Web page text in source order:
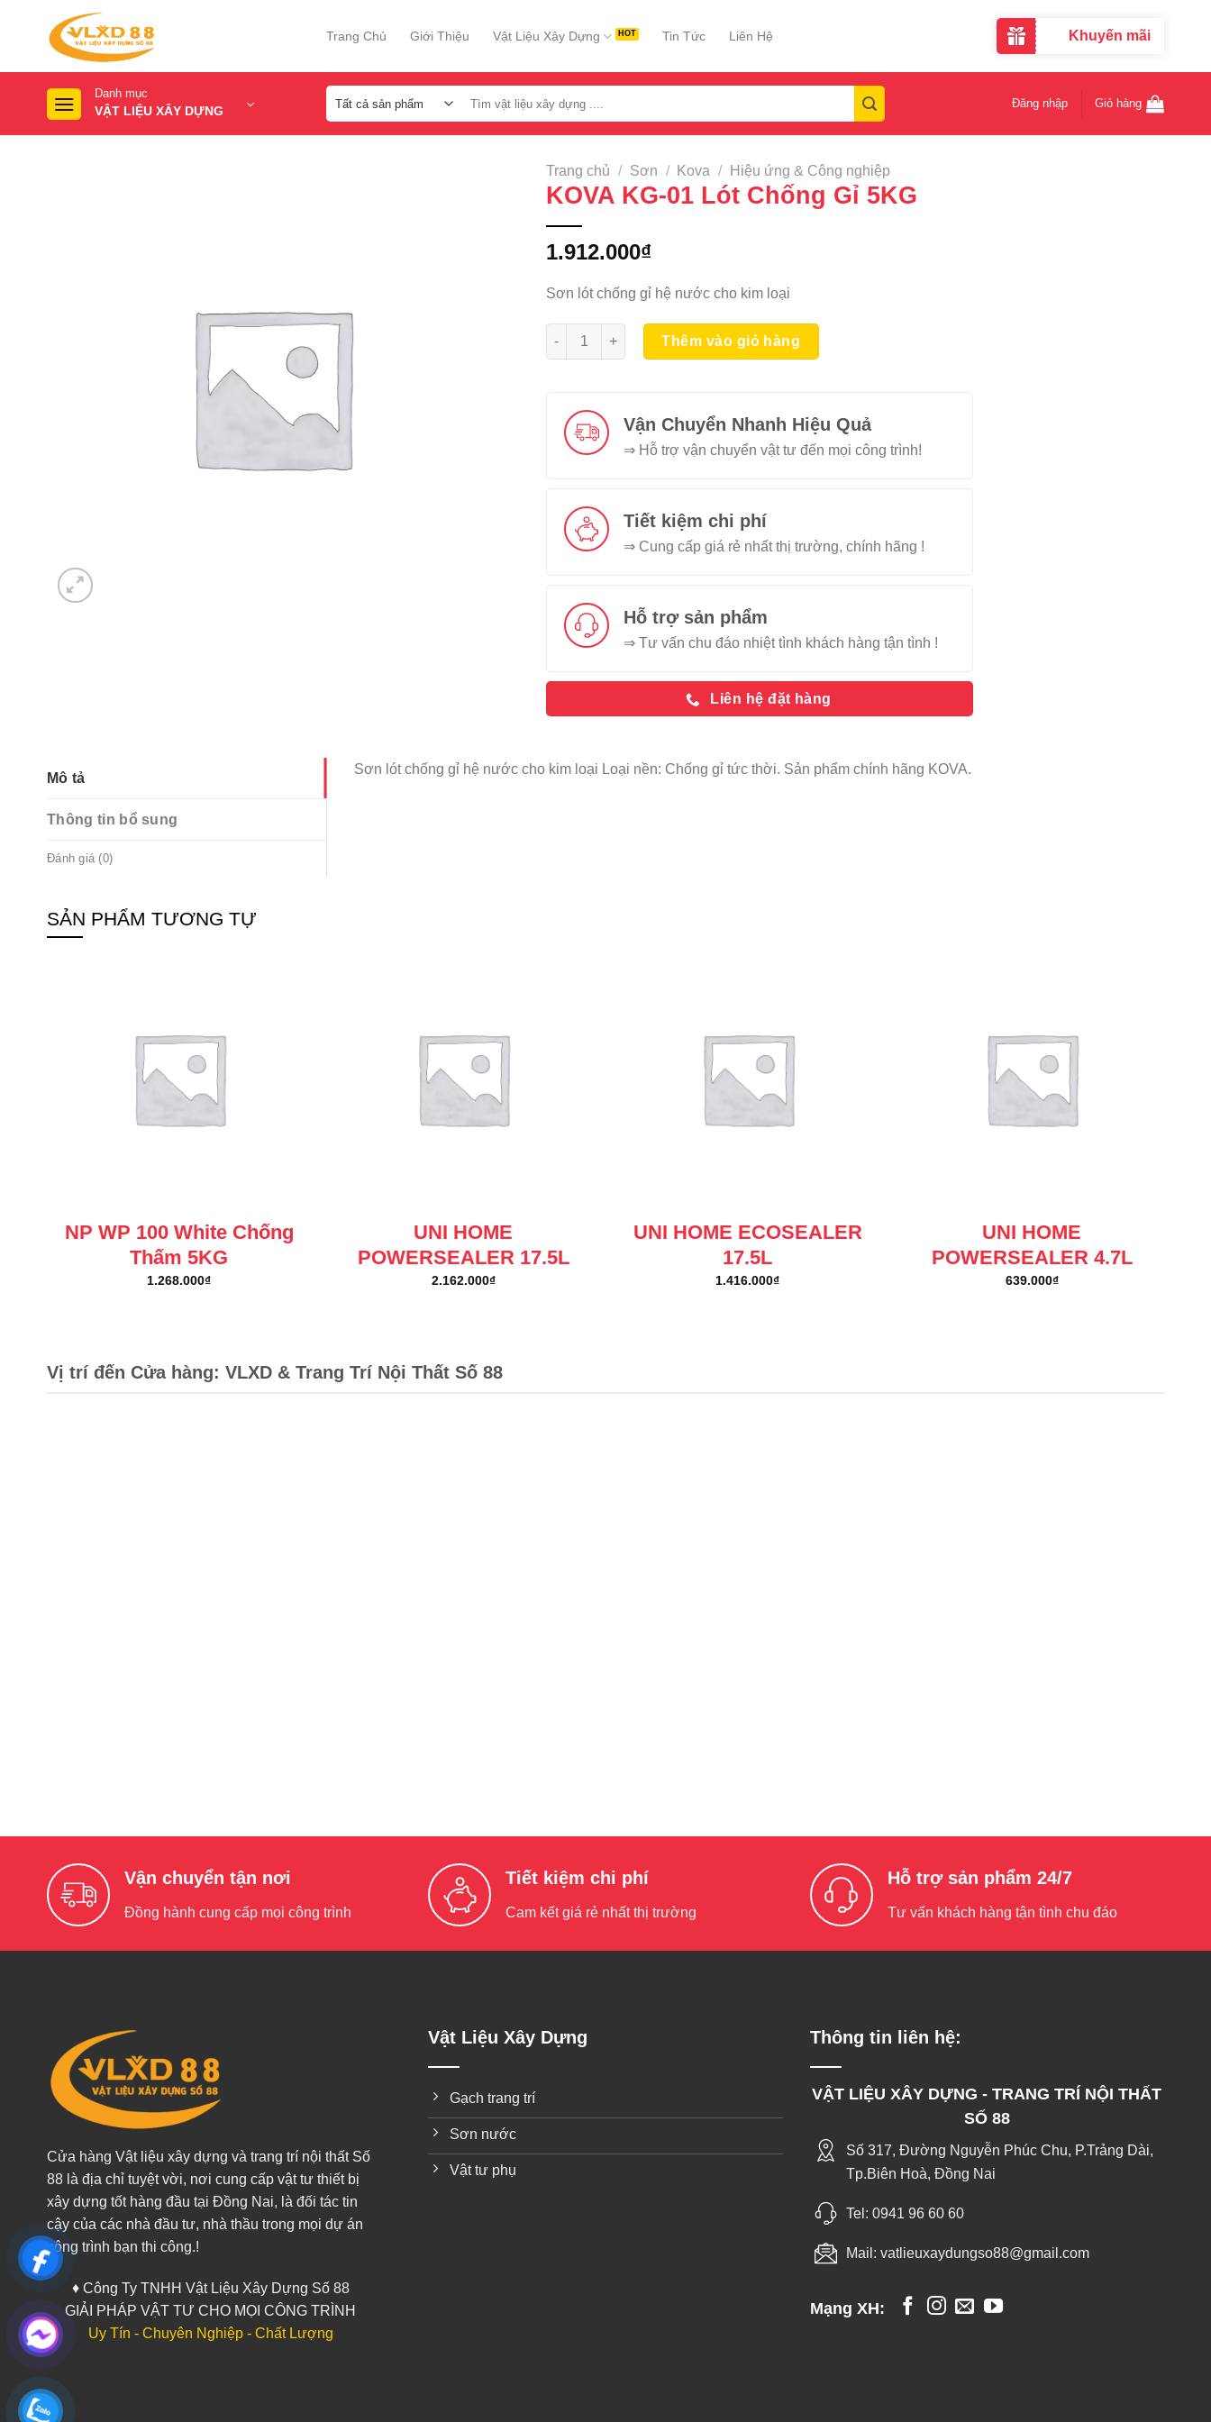
Trang Chủ Giới Thiệu Vật Liệu Xây Dựng Tin Tức Liên Hệ Khuyến mãi
Danh mục
VẬT LIỆU XÂY DỰNG
kiếm:
Đăng nhập Giỏ hàng
Trang chủ / Sơn / Kova / Hiệu ứng & Công nghiệp
KOVA KG-01 Lót Chống Gỉ 5KG
1.912.000₫
Sơn lót chống gỉ hệ nước cho kim loại
KOVA KG-01 Lót Chống Gỉ 5KG số lượng
Thêm vào giỏ hàng
Vận Chuyển Nhanh Hiệu Quả
⇒ Hỗ trợ vận chuyển vật tư đến mọi công trình!
Tiết kiệm chi phí
⇒ Cung cấp giá rẻ nhất thị trường, chính hãng !
Hỗ trợ sản phẩm
⇒ Tư vấn chu đáo nhiệt tình khách hàng tận tình !
Liên hệ đặt hàng
Mô tả
Thông tin bổ sung
Đánh giá (0)
Sơn lót chống gỉ hệ nước cho kim loại Loại nền: Chống gỉ tức thời. Sản phẩm chính hãng KOVA.
SẢN PHẨM TƯƠNG TỰ
NP WP 100 White Chống
Thấm 5KG
1.268.000₫
UNI HOME
POWERSEALER 17.5L
2.162.000₫
UNI HOME ECOSEALER
17.5L
1.416.000₫
UNI HOME
POWERSEALER 4.7L
639.000₫
Vị trí đến Cửa hàng: VLXD & Trang Trí Nội Thất Số 88
Vận chuyển tận nơi
Đồng hành cung cấp mọi công trình
Tiết kiệm chi phí
Cam kết giá rẻ nhất thị trường
Hỗ trợ sản phẩm 24/7
Tư vấn khách hàng tận tình chu đáo
Cửa hàng Vật liệu xây dựng và trang trí nội thất Số
88 là địa chỉ tuyệt vời, nơi cung cấp vật tư thiết bị
xây dựng tốt hàng đầu tại Đồng Nai, là đối tác tin
cậy của các nhà đầu tư, nhà thầu trong mọi dự án
công trình bạn thi công.!
♦ Công Ty TNHH Vật Liệu Xây Dựng Số 88
GIẢI PHÁP VẬT TƯ CHO MỌI CÔNG TRÌNH
Uy Tín - Chuyên Nghiệp - Chất Lượng
Vật Liệu Xây Dựng
Gạch trang trí
Sơn nước
Vật tư phụ
Thông tin liên hệ:
VẬT LIỆU XÂY DỰNG - TRANG TRÍ NỘI THẤT
SỐ 88
Số 317, Đường Nguyễn Phúc Chu, P.Trảng Dài,
Tp.Biên Hoà, Đồng Nai
Tel: 0941 96 60 60
Mail: vatlieuxaydungso88@gmail.com
Mạng XH: